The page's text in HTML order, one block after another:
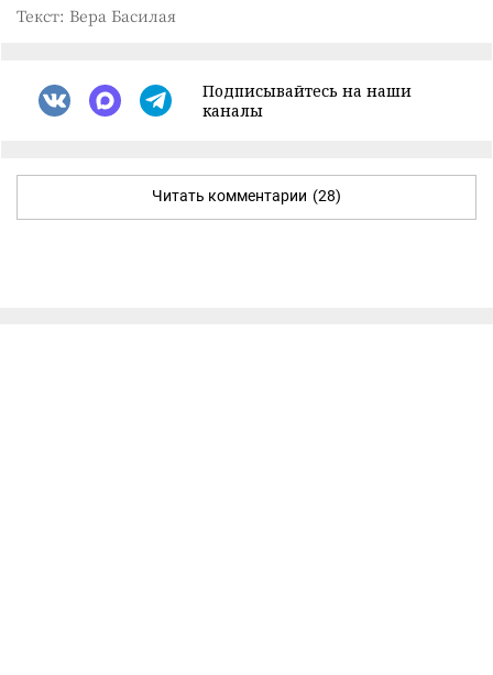
Текст: Вера Басилая
Подписывайтесь на наши
каналы
Читать комментарии (28)